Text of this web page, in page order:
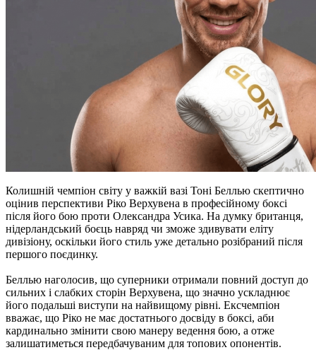
Колишній чемпіон світу у важкій вазі Тоні Беллью скептично
оцінив перспективи Ріко Верхувена в професійному боксі
після його бою проти Олександра Усика. На думку британця,
нідерландський боєць навряд чи зможе здивувати еліту
дивізіону, оскільки його стиль уже детально розібраний після
першого поєдинку.
Беллью наголосив, що суперники отримали повний доступ до
сильних і слабких сторін Верхувена, що значно ускладнює
його подальші виступи на найвищому рівні. Ексчемпіон
вважає, що Ріко не має достатнього досвіду в боксі, аби
кардинально змінити свою манеру ведення бою, а отже
залишатиметься передбачуваним для топових опонентів.